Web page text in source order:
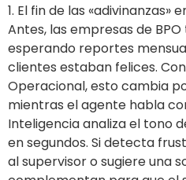
1. El fin de las «adivinanzas»
Antes, las empresas de
esperando reportes
clientes estaban felices.
Operacional, esto cambia
mientras el agente habla
Inteligencia analiza el tono
en segundos. Si detecta
al supervisor o sugiere una